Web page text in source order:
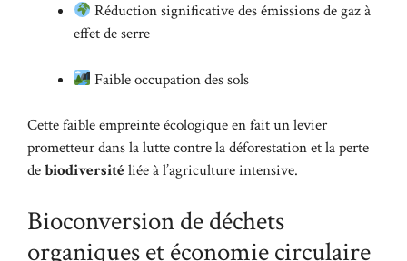
Réduction significative des émissions de gaz à
effet de serre
Faible occupation des sols
Cette faible empreinte écologique en fait un levier
prometteur dans la lutte contre la déforestation et la perte
debiodiversitéliée à l’agriculture intensive.
Bioconversion de déchets
organiques et économie circulaire